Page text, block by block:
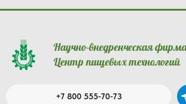
Научно-внедренческая
Центр пищевых технологий
+7 800 555-70-73